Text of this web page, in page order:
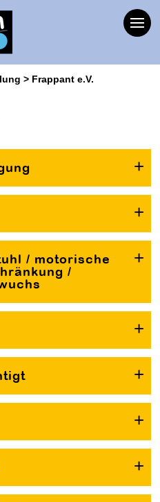
Frappant e.V.
/ motorische
/